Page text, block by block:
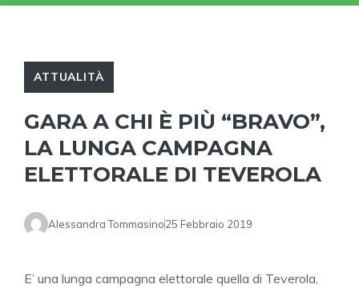
ATTUALITÀ
GARA A CHI È PIÙ “BRAVO”,
LA LUNGA CAMPAGNA
ELETTORALE DI TEVEROLA
Alessandra Tommasino25 Febbraio 2019
E’ una lunga campagna elettorale quella di Teverola,